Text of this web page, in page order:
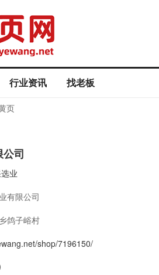
行业资讯 找老板
页
司
业
有限公司
鸽子峪村
shop/7196150/